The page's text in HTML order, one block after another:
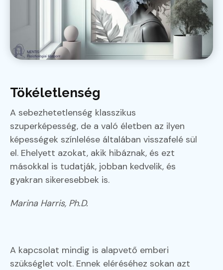
Tökéletlenség
A sebezhetetlenség klasszikus
szuperképesség, de a való életben az ilyen
képességek színlelése általában visszafelé sül
el. Ehelyett azokat, akik hibáznak, és ezt
másokkal is tudatják, jobban kedvelik, és
gyakran sikeresebbek is.
Marina Harris, Ph.D.
A kapcsolat mindig is alapvető emberi
szükséglet volt. Ennek eléréséhez sokan azt